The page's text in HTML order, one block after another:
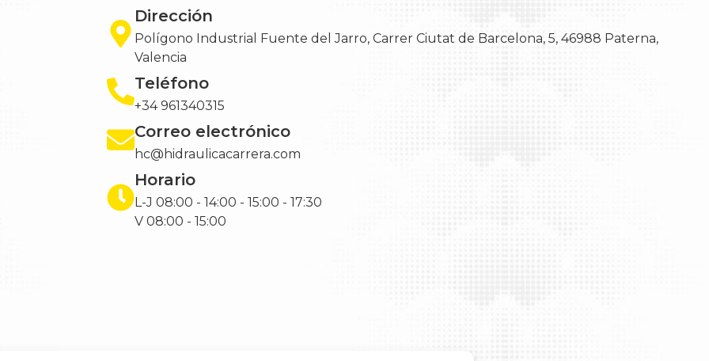
Dirección
Polígono Industrial Fuente del Jarro, Carrer Ciutat de Barcelona, 5, 46988 Paterna,
Valencia
Teléfono
+34 961340315
Correo electrónico
hc@hidraulicacarrera.com
Horario
L-J 08:00 - 14:00 - 15:00 - 17:30
V 08:00 - 15:00